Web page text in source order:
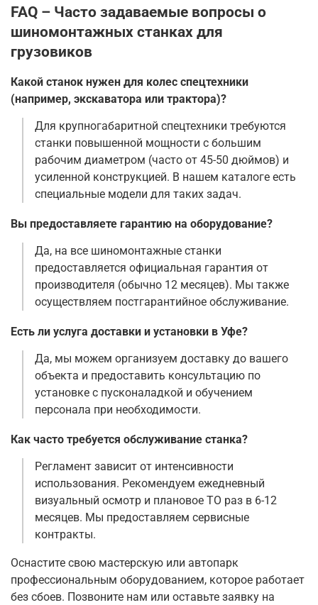
FAQ – Часто задаваемые вопросы о
шиномонтажных станках для
грузовиков
Какой станок нужен для колес спецтехники
(например, экскаватора или трактора)?
Для крупногабаритной спецтехники требуются
станки повышенной мощности с большим
рабочим диаметром (часто от 45-50 дюймов) и
усиленной конструкцией. В нашем каталоге есть
специальные модели для таких задач.
Вы предоставляете гарантию на оборудование?
Да, на все шиномонтажные станки
предоставляется официальная гарантия от
производителя (обычно 12 месяцев). Мы также
осуществляем постгарантийное обслуживание.
Есть ли услуга доставки и установки в Уфе?
Да, мы можем организуем доставку до вашего
объекта и предоставить консультацию по
установке с пусконаладкой и обучением
персонала при необходимости.
Как часто требуется обслуживание станка?
Регламент зависит от интенсивности
использования. Рекомендуем ежедневный
визуальный осмотр и плановое ТО раз в 6-12
месяцев. Мы предоставляем сервисные
контракты.
Оснастите свою мастерскую или автопарк
профессиональным оборудованием, которое работает
без сбоев. Позвоните нам или оставьте заявку на